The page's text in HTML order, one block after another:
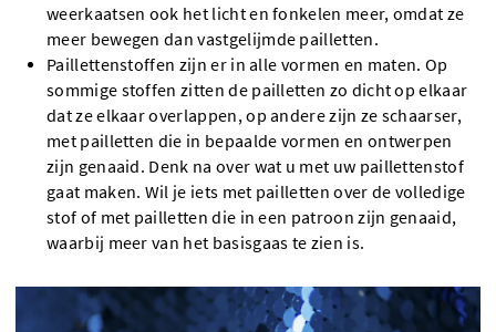
weerkaatsen ook het licht en fonkelen meer, omdat ze
meer bewegen dan vastgelijmde pailletten.
Paillettenstoffen zijn er in alle vormen en maten. Op
sommige stoffen zitten de pailletten zo dicht op elkaar
dat ze elkaar overlappen, op andere zijn ze schaarser,
met pailletten die in bepaalde vormen en ontwerpen
zijn genaaid. Denk na over wat u met uw paillettenstof
gaat maken. Wil je iets met pailletten over de volledige
stof of met pailletten die in een patroon zijn genaaid,
waarbij meer van het basisgaas te zien is.